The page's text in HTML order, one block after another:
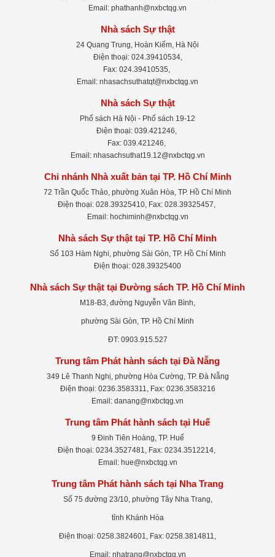
Email: phathanh@nxbctqg.vn
Nhà sách Sự thật
24 Quang Trung, Hoàn Kiếm, Hà Nội
Điện thoại: 024.39410534,
Fax: 024.39410535,
Email: nhasachsuthatqt@nxbctqg.vn
Nhà sách Sự thật
Phố sách Hà Nội - Phố sách 19-12
Điện thoại: 039.421246,
Fax: 039.421246,
Email: nhasachsuthat19.12@nxbctqg.vn
Chi nhánh Nhà xuất bản tại TP. Hồ Chí Minh
72 Trần Quốc Thảo, phường Xuân Hòa, TP. Hồ Chí Minh
Điện thoại: 028.39325410, Fax: 028.39325457,
Email: hochiminh@nxbctqg.vn
Nhà sách Sự thật tại TP. Hồ Chí Minh
Số 103 Hàm Nghi, phường Sài Gòn, TP. Hồ Chí Minh
Điện thoại: 028.39325400
Nhà sách Sự thật tại Đường sách TP. Hồ Chí Minh
M18-B3, đường Nguyễn Văn Bình,
phường Sài Gòn, TP. Hồ Chí Minh
ĐT: 0903.915.527
Trung tâm Phát hành sách tại Đà Nẵng
349 Lê Thanh Nghị, phường Hòa Cường, TP. Đà Nẵng
Điện thoại: 0236.3583311, Fax: 0236.3583216
Email: danang@nxbctqg.vn
Trung tâm Phát hành sách tại Huế
9 Đinh Tiên Hoàng, TP. Huế
Điện thoại: 0234.3527481, Fax: 0234.3512214,
Email: hue@nxbctqg.vn
Trung tâm Phát hành sách tại Nha Trang
Số 75 đường 23/10, phường Tây Nha Trang,
tỉnh Khánh Hòa
Điện thoại: 0258.3824601, Fax: 0258.3814811,
Email: nhatrang@nxbctqg.vn